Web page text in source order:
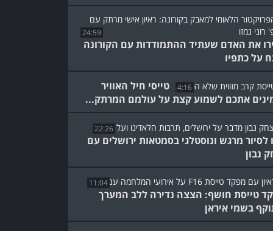
24:59
את האדם שעתיד ההתמודדות עם הקורונה
על כתפיו
4:16
טייסי חיל האוויר
אתכם לשמוע קצת על עולמם המרתק...
22:26
לסיור מרגש ונוסטלגי בסמטאות ירושלים עם
נבון
11:04
טייסת חושף: הצצה נדירה ללב המערך
בשמי איראן